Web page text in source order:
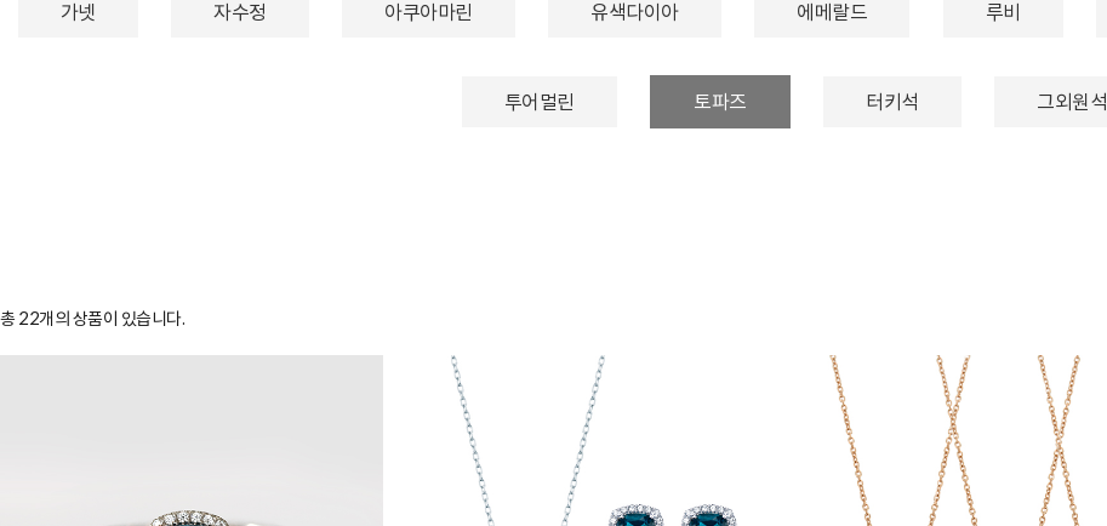
가넷 자수정 아쿠아마린 유색다이아 에메랄드 루비
투어멀린 토파즈 터키석 그외원석
총 22개의 상품이 있습니다.